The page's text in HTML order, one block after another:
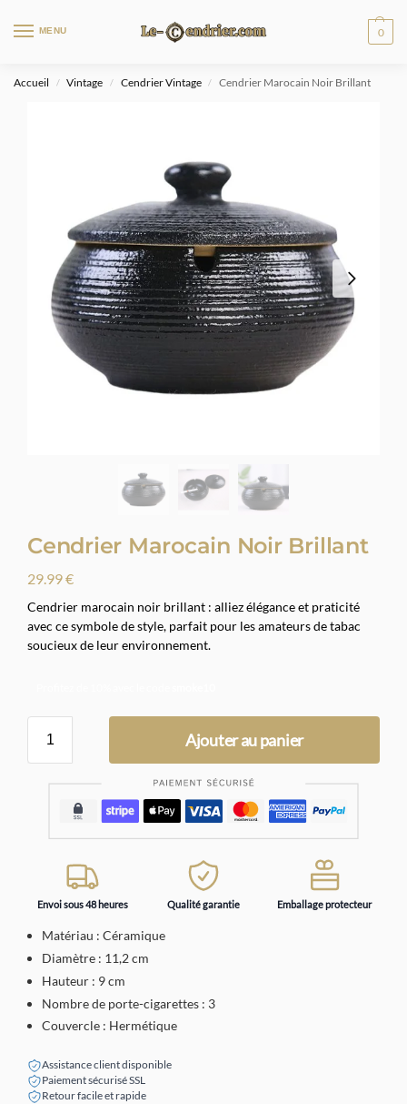
MENU 0
Accueil / Vintage / Cendrier Vintage / Cendrier Marocain Noir Brillant
Cendrier Marocain Noir Brillant
29.99€
Cendrier marocain noir brillant : alliez élégance et praticité
avec ce symbole de style, parfait pour les amateurs de tabac
soucieux de leur environnement.
Ajouter au panier
Envoi sous 48 heures Qualité garantie Emballage protecteur
Matériau : Céramique
Diamètre : 11,2 cm
Hauteur : 9 cm
Nombre de porte-cigarettes : 3
Couvercle : Hermétique
Assistance client disponible
Paiement sécurisé SSL
Retour facile et rapide